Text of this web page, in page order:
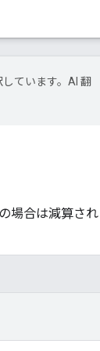
ています。AI 翻
場合は減算さ